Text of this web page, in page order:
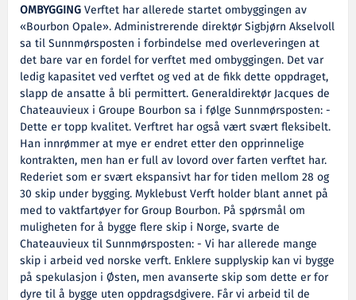
OMBYGGINGVerftet har allerede startet ombyggingen av
«Bourbon Opale». Administrerende direktør Sigbjørn Akselvoll
sa til Sunnmørsposten i forbindelse med overleveringen at
det bare var en fordel for verftet med ombyggingen. Det var
ledig kapasitet ved verftet og ved at de fikk dette oppdraget,
slapp de ansatte å bli permittert. Generaldirektør Jacques de
Chateauvieux i Groupe Bourbon sa i følge Sunnmørsposten: -
Dette er topp kvalitet. Verftret har også vært svært fleksibelt.
Han innrømmer at mye er endret etter den opprinnelige
kontrakten, men han er full av lovord over farten verftet har.
Rederiet som er svært ekspansivt har for tiden mellom 28 og
30 skip under bygging. Myklebust Verft holder blant annet på
med to vaktfartøyer for Group Bourbon. På spørsmål om
muligheten for å bygge flere skip i Norge, svarte de
Chateauvieux til Sunnmørsposten: - Vi har allerede mange
skip i arbeid ved norske verft. Enklere supplyskip kan vi bygge
på spekulasjon i Østen, men avanserte skip som dette er for
dyre til å bygge uten oppdragsdgivere. Får vi arbeid til de